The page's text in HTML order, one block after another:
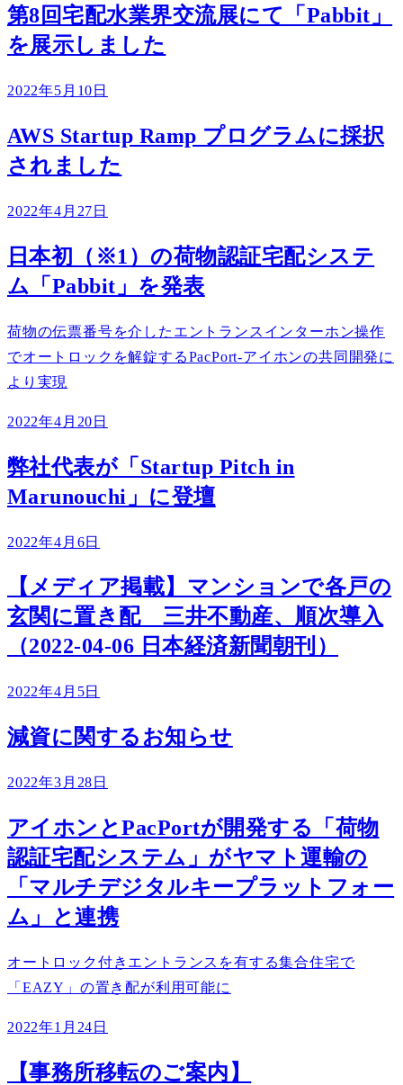
第8回宅配水業界交流展にて「Pabbit」
を展示しました
2022年5月10日
AWS Startup Ramp プログラムに採択
されました
2022年4月27日
日本初（※1）の荷物認証宅配システ
ム「Pabbit」を発表
荷物の伝票番号を介したエントランスインターホン操作
でオートロックを解錠するPacPort-アイホンの共同開発に
より実現
2022年4月20日
弊社代表が「Startup Pitch in
Marunouchi」に登壇
2022年4月6日
【メディア掲載】マンションで各戸の
玄関に置き配 三井不動産、順次導入
（2022-04-06 日本経済新聞朝刊）
2022年4月5日
減資に関するお知らせ
2022年3月28日
アイホンとPacPortが開発する「荷物
認証宅配システム」がヤマト運輸の
「マルチデジタルキープラットフォー
ム」と連携
オートロック付きエントランスを有する集合住宅で
「EAZY」の置き配が利用可能に
2022年1月24日
【事務所移転のご案内】